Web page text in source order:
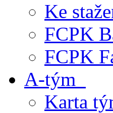
Ke
FCPK
FCPK
A-tým
Karta